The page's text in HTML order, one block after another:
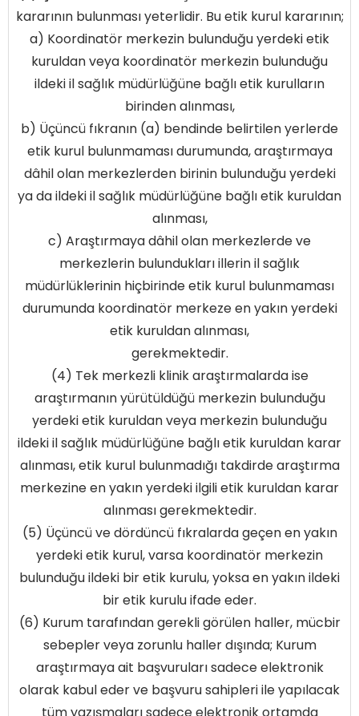
kararının bulunması yeterlidir. Bu etik kurul kararının;
a) Koordinatör merkezin bulunduğu yerdeki etik
kuruldan veya koordinatör merkezin bulunduğu
ildeki il sağlık müdürlüğüne bağlı etik kurulların
birinden alınması,
b) Üçüncü fıkranın (a) bendinde belirtilen yerlerde
etik kurul bulunmaması durumunda, araştırmaya
dâhil olan merkezlerden birinin bulunduğu yerdeki
ya da ildeki il sağlık müdürlüğüne bağlı etik kuruldan
alınması,
c) Araştırmaya dâhil olan merkezlerde ve
merkezlerin bulundukları illerin il sağlık
müdürlüklerinin hiçbirinde etik kurul bulunmaması
durumunda koordinatör merkeze en yakın yerdeki
etik kuruldan alınması,
gerekmektedir.
(4) Tek merkezli klinik araştırmalarda ise
araştırmanın yürütüldüğü merkezin bulunduğu
yerdeki etik kuruldan veya merkezin bulunduğu
ildeki il sağlık müdürlüğüne bağlı etik kuruldan karar
alınması, etik kurul bulunmadığı takdirde araştırma
merkezine en yakın yerdeki ilgili etik kuruldan karar
alınması gerekmektedir.
(5) Üçüncü ve dördüncü fıkralarda geçen en yakın
yerdeki etik kurul, varsa koordinatör merkezin
bulunduğu ildeki bir etik kurulu, yoksa en yakın ildeki
bir etik kurulu ifade eder.
(6) Kurum tarafından gerekli görülen haller, mücbir
sebepler veya zorunlu haller dışında; Kurum
araştırmaya ait başvuruları sadece elektronik
olarak kabul eder ve başvuru sahipleri ile yapılacak